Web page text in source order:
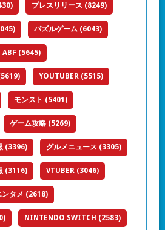
プレスリリース (8249)
パズルゲーム (6043)
ABF (5645)
YOUTUBER (5515)
モンスト (5401)
ゲーム攻略 (5269)
(3396) グルメニュース (3305)
(3116) VTUBER (3046)
ンタメ (2618)
NINTENDO SWITCH (2583)